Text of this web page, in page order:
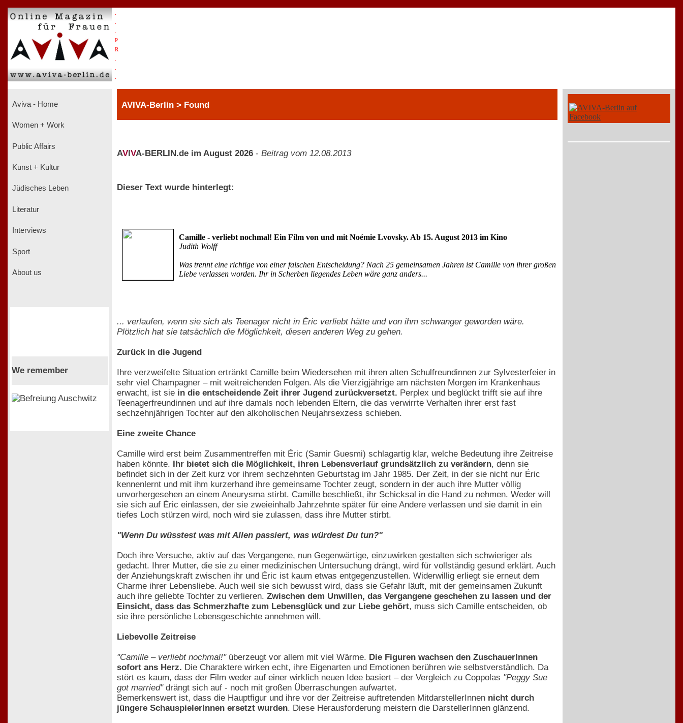
P
R
Aviva - Home
Women + Work
Public Affairs
Kunst + Kultur
Jüdisches Leben
Literatur
Interviews
Sport
About us
We remember
AVIVA-Berlin > Found
AV VA-BERLIN.de im August 2026 - Beitrag vom 12.08.2013
Dieser Text wurde hinterlegt:
Camille - verliebt nochmal! Ein Film von und mit Noémie Lvovsky. Ab 15. August 2013 im Kino
Judith Wolff
Was trennt eine richtige von einer falschen Entscheidung? Nach 25 gemeinsamen Jahren ist Camille von ihrer großen
Liebe verlassen worden. Ihr in Scherben liegendes Leben wäre ganz anders...
... verlaufen, wenn sie sich als Teenager nicht in Éric verliebt hätte und von ihm schwanger geworden wäre.
Plötzlich hat sie tatsächlich die Möglichkeit, diesen anderen Weg zu gehen.
Zurück in die Jugend
Ihre verzweifelte Situation ertränkt Camille beim Wiedersehen mit ihren alten Schulfreundinnen zur Sylvesterfeier in
sehr viel Champagner – mit weitreichenden Folgen. Als die Vierzigjährige am nächsten Morgen im Krankenhaus
erwacht, ist sie in die entscheidende Zeit ihrer Jugend zurückversetzt. Perplex und beglückt trifft sie auf ihre
Teenagerfreundinnen und auf ihre damals noch lebenden Eltern, die das verwirrte Verhalten ihrer erst fast
sechzehnjährigen Tochter auf den alkoholischen Neujahrsexzess schieben.
Eine zweite Chance
Camille wird erst beim Zusammentreffen mit Éric (Samir Guesmi) schlagartig klar, welche Bedeutung ihre Zeitreise
haben könnte. Ihr bietet sich die Möglichkeit, ihren Lebensverlauf grundsätzlich zu verändern, denn sie
befindet sich in der Zeit kurz vor ihrem sechzehnten Geburtstag im Jahr 1985. Der Zeit, in der sie nicht nur Éric
kennenlernt und mit ihm kurzerhand ihre gemeinsame Tochter zeugt, sondern in der auch ihre Mutter völlig
unvorhergesehen an einem Aneurysma stirbt. Camille beschließt, ihr Schicksal in die Hand zu nehmen. Weder will
sie sich auf Éric einlassen, der sie zweieinhalb Jahrzehnte später für eine Andere verlassen und sie damit in ein
tiefes Loch stürzen wird, noch wird sie zulassen, dass ihre Mutter stirbt.
"Wenn Du wüsstest was mit Allen passiert, was würdest Du tun?"
Doch ihre Versuche, aktiv auf das Vergangene, nun Gegenwärtige, einzuwirken gestalten sich schwieriger als
gedacht. Ihrer Mutter, die sie zu einer medizinischen Untersuchung drängt, wird für vollständig gesund erklärt. Auch
der Anziehungskraft zwischen ihr und Éric ist kaum etwas entgegenzustellen. Widerwillig erliegt sie erneut dem
Charme ihrer Lebensliebe. Auch weil sie sich bewusst wird, dass sie Gefahr läuft, mit der gemeinsamen Zukunft
auch ihre geliebte Tochter zu verlieren. Zwischen dem Unwillen, das Vergangene geschehen zu lassen und der
Einsicht, dass das Schmerzhafte zum Lebensglück und zur Liebe gehört, muss sich Camille entscheiden, ob
sie ihre persönliche Lebensgeschichte annehmen will.
Liebevolle Zeitreise
"Camille – verliebt nochmal!"überzeugt vor allem mit viel Wärme. Die Figuren wachsen den ZuschauerInnen
sofort ans Herz. Die Charaktere wirken echt, ihre Eigenarten und Emotionen berühren wie selbstverständlich. Da
stört es kaum, dass der Film weder auf einer wirklich neuen Idee basiert – der Vergleich zu Coppolas "Peggy Sue
got married"drängt sich auf - noch mit großen Überraschungen aufwartet.
Bemerkenswert ist, dass die Hauptfigur und ihre vor der Zeitreise auftretenden MitdarstellerInnen nicht durch
jüngere SchauspielerInnen ersetzt wurden. Diese Herausforderung meistern die DarstellerInnen glänzend.